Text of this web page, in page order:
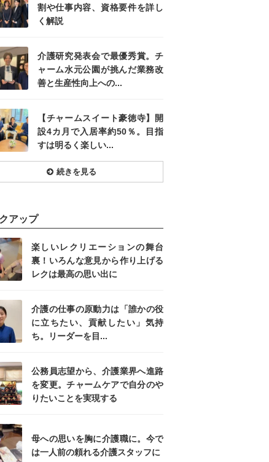
割や仕事内容、資格要件を詳し
く解説
介護研究発表会で最優秀賞。チ
ャーム水元公園が挑んだ業務改
善と生産性向上への...
【チャームスイート豪徳寺】開
設4カ月で入居率約50％。目指
すは明るく楽しい...
続きを見る
アップ
楽しいレクリエーションの舞台
裏！いろんな意見から作り上げる
レクは最高の思い出に
介護の仕事の原動力は「誰かの役
に立ちたい、貢献したい」気持
ち。リーダーを目...
公務員志望から、介護業界へ進路
を変更。チャームケアで自分のや
りたいことを実現する
母への思いを胸に介護職に。今で
は一人前の頼れる介護スタッフに